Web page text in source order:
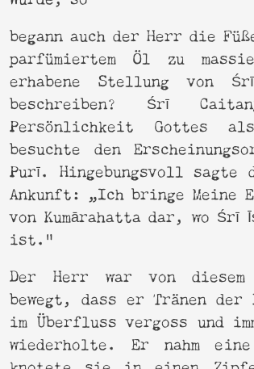
begann auch der Herr die
parfümiertem Öl zu
erhabene Stellung von
beschreiben? Śrī
Persönlichkeit Gottes
besuchte den
Purī. Hingebungsvoll sagte
Ankunft: „Ich bringe Meine
von Kumārahatta dar, wo Śrī
ist.“
Der Herr war von
bewegt, dass er Tränen
im Überfluss vergoss und
wiederholte. Er nahm